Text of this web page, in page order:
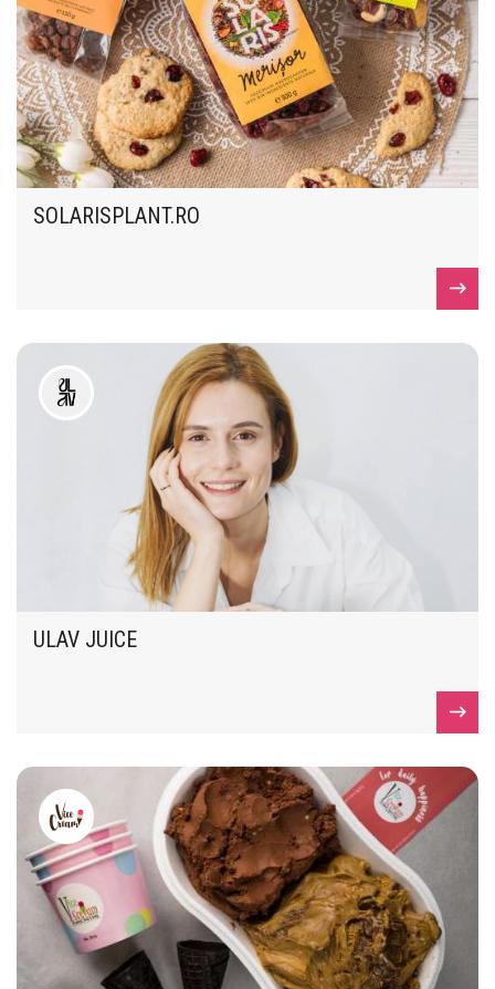
SOLARISPLANT.RO
ULAV JUICE